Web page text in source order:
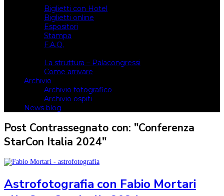
Biglietti con Hotel
Biglietti online
Espositori
Stampa
F.A.Q.
La struttura – Palacongressi
Come arrivare
Archivio
Archivio fotografico
Archivio ospiti
News blog
Post Contrassegnato con: "Conferenza
StarCon Italia 2024"
Astrofotografia con Fabio Mortari